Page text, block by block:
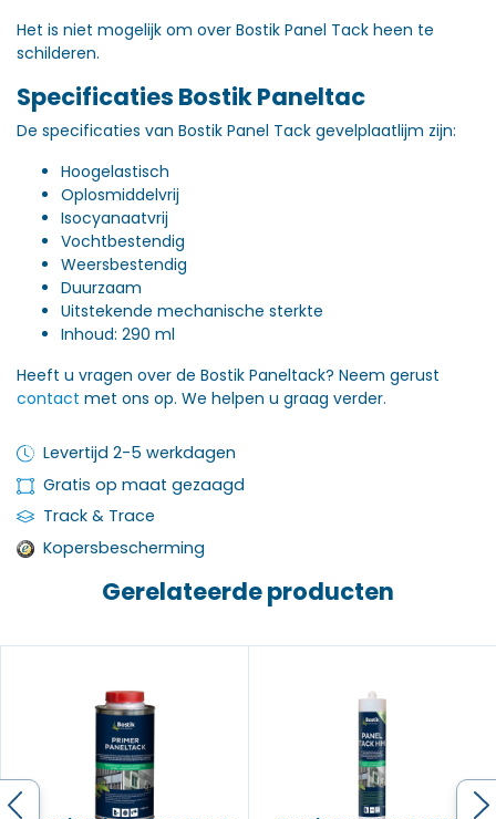
Het is niet mogelijk om over Bostik Panel Tack heen te
schilderen.
Specificaties Bostik Paneltac
De specificaties van Bostik Panel Tack gevelplaatlijm zijn:
Hoogelastisch
Oplosmiddelvrij
Isocyanaatvrij
Vochtbestendig
Weersbestendig
Duurzaam
Uitstekende mechanische sterkte
Inhoud: 290 ml
Heeft u vragen over de Bostik Paneltack? Neem gerust
contact met ons op. We helpen u graag verder.
Levertijd 2-5 werkdagen
Gratis op maat gezaagd
Track & Trace
Kopersbescherming
Gerelateerde producten